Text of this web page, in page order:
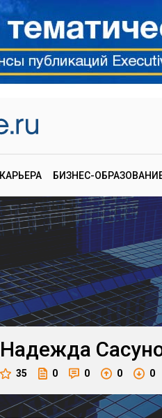
КАРЬЕРА БИЗНЕС-
Надежда
35 0 0 0 0